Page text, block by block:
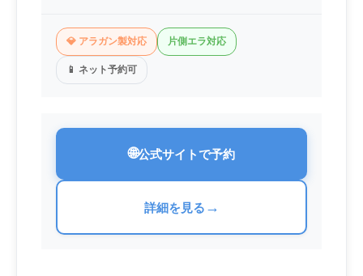
💎 アラガン製対応 片側エラ対応
📱 ネット予約可
🌐公式サイトで予約
詳細を見る →